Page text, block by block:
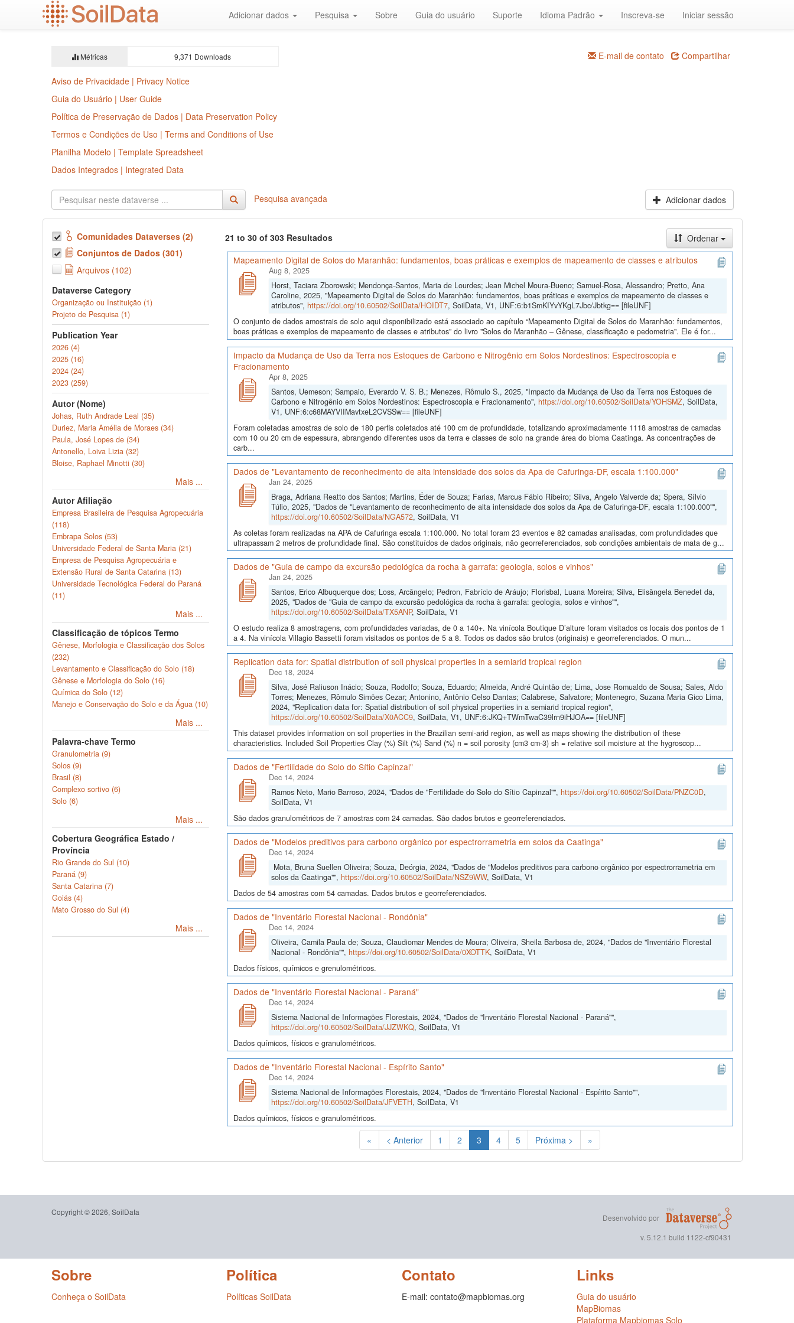
Adicionar dados Pesquisa Sobre Guia do usuário Suporte Idioma Padrão Inscreva-se Iniciar sessão
Métricas 9,371 Downloads E-mail de contato Compartilhar
Aviso de Privacidade | Privacy Notice
Guia do Usuário | User Guide
Política de Preservação de Dados | Data Preservation Policy
Termos e Condições de Uso | Terms and Conditions of Use
Planilha Modelo | Template Spreadsheet
Dados Integrados | Integrated Data
Pesquisa avançada Adicionar dados
Comunidades Dataverses (2)
Conjuntos de Dados (301)
Arquivos (102)
Dataverse Category
Organização ou Instituição (1)
Projeto de Pesquisa (1)
Publication Year
2026 (4)
2025 (16)
2024 (24)
2023 (259)
Autor (Nome)
Johas, Ruth Andrade Leal (35)
Duriez, Maria Amélia de Moraes (34)
Paula, José Lopes de (34)
Antonello, Loiva Lizia (32)
Bloise, Raphael Minotti (30)
Mais ...
Autor Afiliação
Empresa Brasileira de Pesquisa Agropecuária
(118)
Embrapa Solos (53)
Universidade Federal de Santa Maria (21)
Empresa de Pesquisa Agropecuária e
Extensão Rural de Santa Catarina (13)
Universidade Tecnológica Federal do Paraná
(11)
Mais ...
Classificação de tópicos Termo
Gênese, Morfologia e Classificação dos Solos
(232)
Levantamento e Classificação do Solo (18)
Gênese e Morfologia do Solo (16)
Química do Solo (12)
Manejo e Conservação do Solo e da Água (10)
Mais ...
Palavra-chave Termo
Granulometria (9)
Solos (9)
Brasil (8)
Complexo sortivo (6)
Solo (6)
Mais ...
Cobertura Geográfica Estado /
Província
Rio Grande do Sul (10)
Paraná (9)
Santa Catarina (7)
Goiás (4)
Mato Grosso do Sul (4)
Mais ...
21 to 30 of 303 Resultados
Ordenar
Mapeamento Digital de Solos do Maranhão: fundamentos, boas práticas e exemplos de mapeamento de classes e atributos
Aug 8, 2025
Horst, Taciara Zborowski; Mendonça-Santos, Maria de Lourdes; Jean Michel Moura-Bueno; Samuel-Rosa, Alessandro; Pretto, Ana
Caroline, 2025, "Mapeamento Digital de Solos do Maranhão: fundamentos, boas práticas e exemplos de mapeamento de classes e
atributos", https://doi.org/10.60502/SoilData/HOIDT7, SoilData, V1, UNF:6:b1SmKIYvYKgL7Jbc/Jbtkg== [fileUNF]
O conjunto de dados amostrais de solo aqui disponibilizado está associado ao capítulo “Mapeamento Digital de Solos do Maranhão: fundamentos,
boas práticas e exemplos de mapeamento de classes e atributos” do livro "Solos do Maranhão – Gênese, classificação e pedometria". Ele é for...
Impacto da Mudança de Uso da Terra nos Estoques de Carbono e Nitrogênio em Solos Nordestinos: Espectroscopia e
Fracionamento
Apr 8, 2025
Santos, Uemeson; Sampaio, Everardo V. S. B.; Menezes, Rômulo S., 2025, "Impacto da Mudança de Uso da Terra nos Estoques de
Carbono e Nitrogênio em Solos Nordestinos: Espectroscopia e Fracionamento", https://doi.org/10.60502/SoilData/YOHSMZ, SoilData,
V1, UNF:6:c68MAYVIIMavtxeL2CVSSw== [fileUNF]
Foram coletadas amostras de solo de 180 perfis coletados até 100 cm de profundidade, totalizando aproximadamente 1118 amostras de camadas
com 10 ou 20 cm de espessura, abrangendo diferentes usos da terra e classes de solo na grande área do bioma Caatinga. As concentrações de
carb...
Dados de "Levantamento de reconhecimento de alta intensidade dos solos da Apa de Cafuringa-DF, escala 1:100.000"
Jan 24, 2025
Braga, Adriana Reatto dos Santos; Martins, Éder de Souza; Farias, Marcus Fábio Ribeiro; Silva, Angelo Valverde da; Spera, Sílvio
Túlio, 2025, "Dados de "Levantamento de reconhecimento de alta intensidade dos solos da Apa de Cafuringa-DF, escala 1:100.000"",
https://doi.org/10.60502/SoilData/NGA572, SoilData, V1
As coletas foram realizadas na APA de Cafuringa escala 1:100.000. No total foram 23 eventos e 82 camadas analisadas, com profundidades que
ultrapassam 2 metros de profundidade final. São constituídos de dados originais, não georreferenciados, sob condições ambientais de mata de g...
Dados de "Guia de campo da excursão pedológica da rocha à garrafa: geologia, solos e vinhos"
Jan 24, 2025
Santos, Erico Albuquerque dos; Loss, Arcângelo; Pedron, Fabrício de Aráujo; Florisbal, Luana Moreira; Silva, Elisângela Benedet da,
2025, "Dados de "Guia de campo da excursão pedológica da rocha à garrafa: geologia, solos e vinhos"",
https://doi.org/10.60502/SoilData/TX5ANP, SoilData, V1
O estudo realiza 8 amostragens, com profundidades variadas, de 0 a 140+. Na vinícola Boutique D’alture foram visitados os locais dos pontos de 1
a 4. Na vinícola Villagio Bassetti foram visitados os pontos de 5 a 8. Todos os dados são brutos (originais) e georreferenciados. O mun...
Replication data for: Spatial distribution of soil physical properties in a semiarid tropical region
Dec 18, 2024
Silva, José Raliuson Inácio; Souza, Rodolfo; Souza, Eduardo; Almeida, André Quintão de; Lima, Jose Romualdo de Sousa; Sales, Aldo
Torres; Menezes, Rômulo Simões Cezar; Antonino, Antônio Celso Dantas; Calabrese, Salvatore; Montenegro, Suzana Maria Gico Lima,
2024, "Replication data for: Spatial distribution of soil physical properties in a semiarid tropical region",
https://doi.org/10.60502/SoilData/X0ACC9, SoilData, V1, UNF:6:JKQ+TWmTwaC39lrn9iHJOA== [fileUNF]
This dataset provides information on soil properties in the Brazilian semi-arid region, as well as maps showing the distribution of these
characteristics. Included Soil Properties Clay (%) Silt (%) Sand (%) n = soil porosity (cm3 cm-3) sh = relative soil moisture at the hygroscop...
Dados de "Fertilidade do Solo do Sítio Capinzal"
Dec 14, 2024
Ramos Neto, Mario Barroso, 2024, "Dados de "Fertilidade do Solo do Sítio Capinzal"", https://doi.org/10.60502/SoilData/PNZC0D,
SoilData, V1
São dados granulométricos de 7 amostras com 24 camadas. São dados brutos e georreferenciados.
Dados de "Modelos preditivos para carbono orgânico por espectrorrametria em solos da Caatinga"
Dec 14, 2024
Mota, Bruna Suellen Oliveira; Souza, Deórgia, 2024, "Dados de "Modelos preditivos para carbono orgânico por espectrorrametria em
solos da Caatinga"", https://doi.org/10.60502/SoilData/NSZ9WW, SoilData, V1
Dados de 54 amostras com 54 camadas. Dados brutos e georreferenciados.
Dados de "Inventário Florestal Nacional - Rondônia"
Dec 14, 2024
Oliveira, Camila Paula de; Souza, Claudiomar Mendes de Moura; Oliveira, Sheila Barbosa de, 2024, "Dados de "Inventário Florestal
Nacional - Rondônia"", https://doi.org/10.60502/SoilData/0XOTTK, SoilData, V1
Dados físicos, químicos e grenulométricos.
Dados de "Inventário Florestal Nacional - Paraná"
Dec 14, 2024
Sistema Nacional de Informações Florestais, 2024, "Dados de "Inventário Florestal Nacional - Paraná"",
https://doi.org/10.60502/SoilData/JJZWKQ, SoilData, V1
Dados químicos, físicos e granulométricos.
Dados de "Inventário Florestal Nacional - Espírito Santo"
Dec 14, 2024
Sistema Nacional de Informações Florestais, 2024, "Dados de "Inventário Florestal Nacional - Espírito Santo"",
https://doi.org/10.60502/SoilData/JFVETH, SoilData, V1
Dados químicos, físicos e granulométricos.
« < Anterior 1 2 3 (Atual)
4 5 Próxima > »
Copyright © 2026, SoilData
Desenvolvido por
v. 5.12.1 build 1122-cf90431
Sobre
Conheça o SoilData
Política
Políticas SoilData
Contato
E-mail: contato@mapbiomas.org
Links
Guia do usuário
MapBiomas
Plataforma Mapbiomas Solo